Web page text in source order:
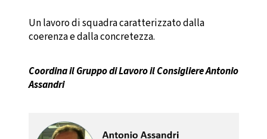
Un lavoro di squadra caratterizzato dalla
coerenza e dalla concretezza.
Coordina il Gruppo di Lavoro il Consigliere Antonio
Assandri